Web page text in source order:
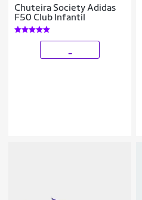
Chuteira Society Adidas
F50 Club Infantil